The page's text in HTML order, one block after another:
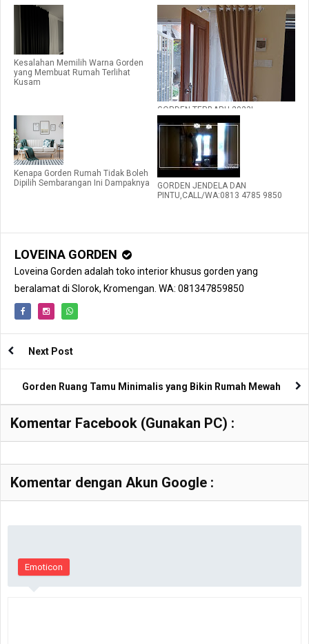
Kesalahan Memilih Warna Gorden
yang Membuat Rumah Terlihat
Kusam
GORDEN TERBARU 2023|
Kenapa Gorden Rumah Tidak Boleh
Dipilih Sembarangan Ini Dampaknya
GORDEN JENDELA DAN
PINTU,CALL/WA:0813 4785 9850
LOVEINA GORDEN
Loveina Gorden adalah toko interior khusus gorden yang
beralamat di Slorok, Kromengan. WA: 081347859850
Next Post
Gorden Ruang Tamu Minimalis yang Bikin Rumah Mewah
Komentar Facebook (Gunakan PC) :
Komentar dengan Akun Google :
Emoticon